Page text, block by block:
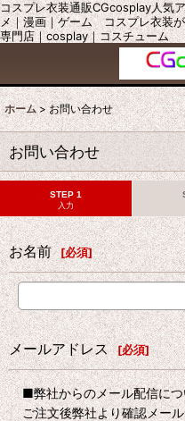
コスプレ衣装通販CGcosplay人気
メ｜漫画｜ゲーム コスプレ衣装
専門店｜cosplay｜コスチューム
ホーム > お問い合わせ
お問い合わせ
STEP 1
入力
お名前 [必須]
メールアドレス [必須]
■弊社からのメール配信に
ご注文後弊社より確認メー